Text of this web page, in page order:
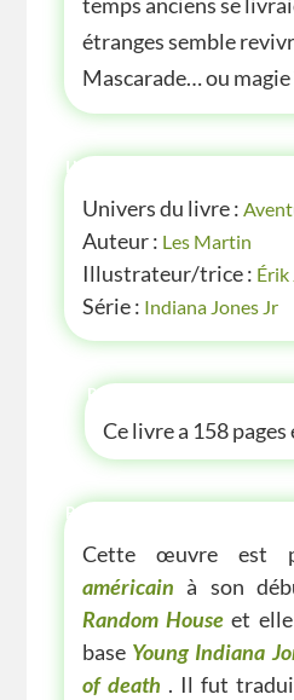
étranges semble
Mascarade… ou magie
INFOS
Univers du livre :
Auteur : Les Martin
Illustrateur/trice : Érik
Série : Indiana Jones Jr
P'TITE INFOS
Ce livre a 158
P'TITE(S) INFOS SUR LE
Cette œuvre est
américain à son
Random Houseet
base Young Indiana
of death
. Il fut